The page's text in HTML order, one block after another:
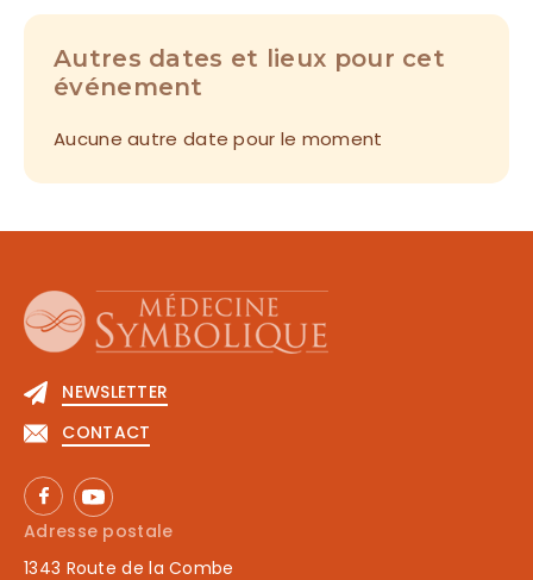
Autres dates et lieux pour cet
événement
Aucune autre date pour le moment
NEWSLETTER
CONTACT
Adresse postale
1343 Route de la Combe